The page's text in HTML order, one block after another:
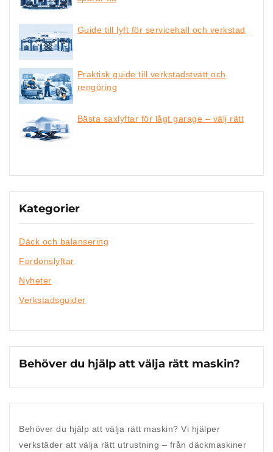
Guide till lyft för servicehall och verkstad
Praktisk guide till verkstadstvätt och
rengöring
Bästa saxlyftar för lågt garage – välj rätt
Kategorier
Däck och balansering
Fordonslyftar
Nyheter
Verkstadsguider
Behöver du hjälp att välja rätt maskin?
Behöver du hjälp att välja rätt maskin? Vi hjälper
verkstäder att välja rätt utrustning – från däckmaskiner